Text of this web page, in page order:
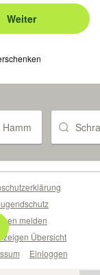
Weiter
Hamm
melden
Übersicht
Einloggen